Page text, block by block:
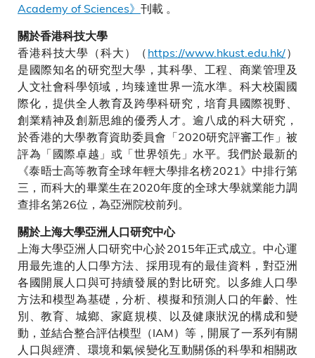
Academy of Sciences》 刊載 。
關於香港科技大學
香港科技大學（科大）（https://www.hkust.edu.hk/）
是國際知名的研究型大學，其科學、工程、商業管理及
人文社會科學領域，均臻達世界一流水準。科大校園國
際化，提供全人教育及跨學科研究，培育具國際視野、
創業精神及創新思維的優秀人才。逾八成的科大研究，
於香港的大學教育資助委員會「2020研究評審工作」被
評為「國際卓越」或「世界領先」水平。我們於最新的
《泰晤士高等教育全球年輕大學排名榜2021》中排行第
三，而科大的畢業生在2020年度的全球大學就業能力調
查排名第26位，為亞洲院校前列。
關於上海大學亞洲人口研究中心
上海大學亞洲人口研究中心於2015年正式成立。中心運
用最先進的人口學方法、採用現有的最佳資料，對亞洲
各國開展人口與可持續發展的對比研究。以多維人口學
方法和模型為基礎，分析、模擬和預測人口的年齡、性
別、教育、城鄉、家庭規模、以及健康狀況的構成和變
動，並結合整合評估模型（IAM）等，開展了一系列有關
人口與經濟、環境和氣候變化互動關係的科學和相關政